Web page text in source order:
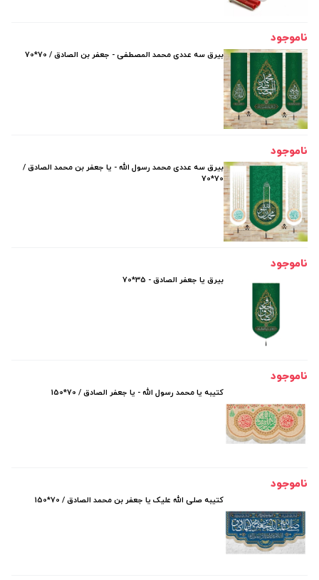
ناموجود
بیرق سه عددی محمد المصطفی - جعفر بن الصادق / 70*70
ناموجود
بیرق سه عددی محمد رسول الله - یا جعفر بن محمد الصادق /
70*70
ناموجود
بیرق یا جعفر الصادق - 35*70
ناموجود
کتیبه یا محمد رسول الله - یا جعفر الصادق / 70*150
ناموجود
کتیبه صلی الله علیک یا جعفر بن محمد الصادق / 70*150